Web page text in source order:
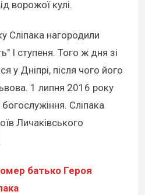
ворожої кулі.
Сліпака нагородили
І ступеня. Того ж дня зі
у Дніпрі, після чого його
1 липня 2016 року
Сліпака
Личаківського
батько Героя